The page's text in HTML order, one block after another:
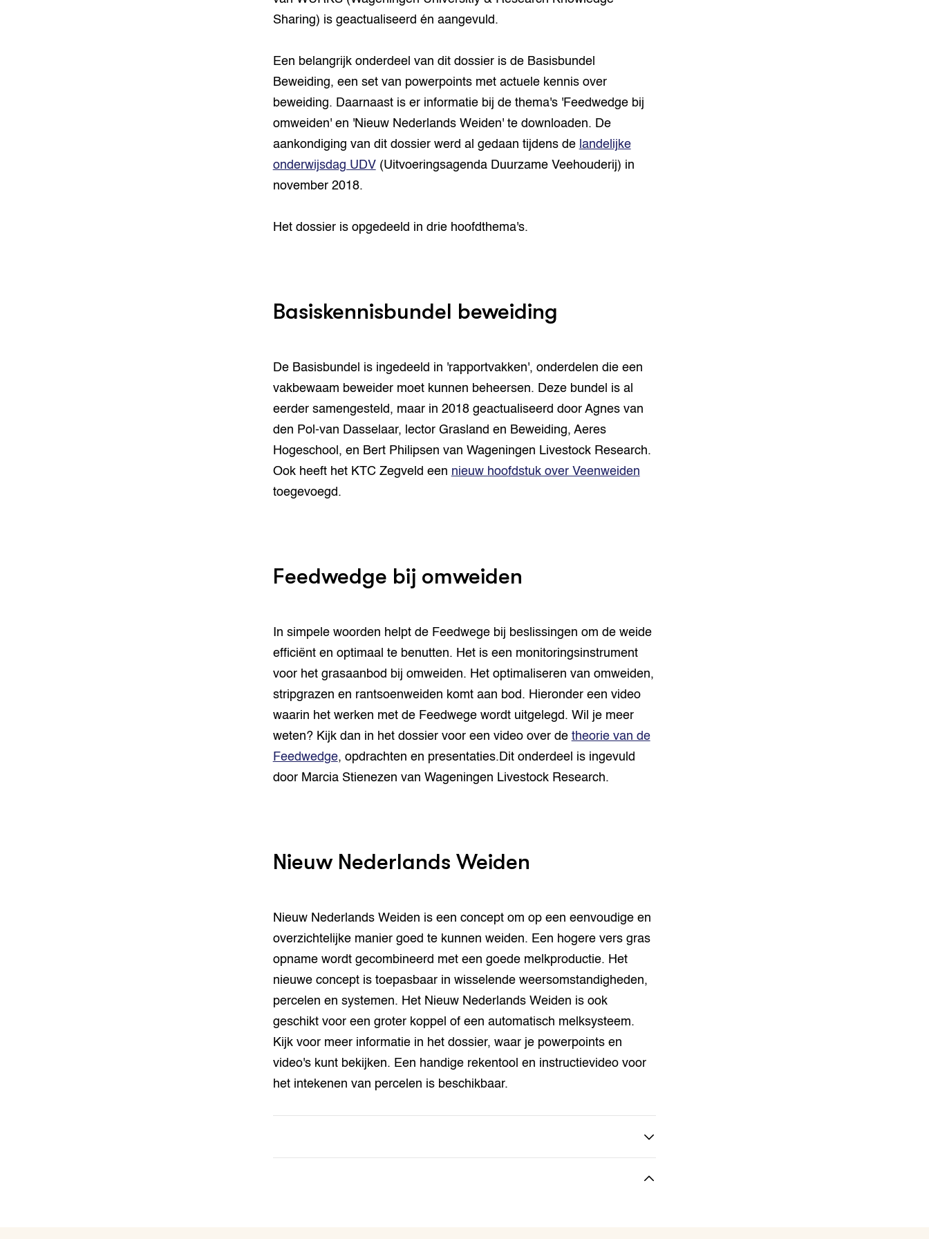
Sharing) is geactualiseerd én aangevuld.
Een belangrijk onderdeel van dit dossier is de Basisbundel
Beweiding, een set van powerpoints met actuele kennis over
beweiding. Daarnaast is er informatie bij de thema's 'Feedwedge bij
omweiden' en 'Nieuw Nederlands Weiden' te downloaden. De
aankondiging van dit dossier werd al gedaan tijdens de landelijke
onderwijsdag UDV(Uitvoeringsagenda Duurzame Veehouderij) in
november 2018.
Het dossier is opgedeeld in drie hoofdthema's.
Basiskennisbundel beweiding
De Basisbundel is ingedeeld in 'rapportvakken', onderdelen die een
vakbewaam beweider moet kunnen beheersen. Deze bundel is al
eerder samengesteld, maar in 2018 geactualiseerd door Agnes van
den Pol-van Dasselaar, lector Grasland en Beweiding, Aeres
Hogeschool, en Bert Philipsen van Wageningen Livestock Research.
Ook heeft het KTC Zegveld een nieuw hoofdstuk over Veenweiden
toegevoegd.
Feedwedge bij omweiden
In simpele woorden helpt de Feedwege bij beslissingen om de weide
efficiënt en optimaal te benutten. Het is een monitoringsinstrument
voor het grasaanbod bij omweiden. Het optimaliseren van omweiden,
stripgrazen en rantsoenweiden komt aan bod. Hieronder een video
waarin het werken met de Feedwege wordt uitgelegd. Wil je meer
weten? Kijk dan in het dossier voor een video over de theorie van de
Feedwedge, opdrachten en presentaties.Dit onderdeel is ingevuld
door Marcia Stienezen van Wageningen Livestock Research.
Nieuw Nederlands Weiden
Nieuw Nederlands Weiden is een concept om op een eenvoudige en
overzichtelijke manier goed te kunnen weiden. Een hogere vers gras
opname wordt gecombineerd met een goede melkproductie. Het
nieuwe concept is toepasbaar in wisselende weersomstandigheden,
percelen en systemen. Het Nieuw Nederlands Weiden is ook
geschikt voor een groter koppel of een automatisch melksysteem.
Kijk voor meer informatie in het dossier, waar je powerpoints en
video's kunt bekijken. Een handige rekentool en instructievideo voor
het intekenen van percelen is beschikbaar.